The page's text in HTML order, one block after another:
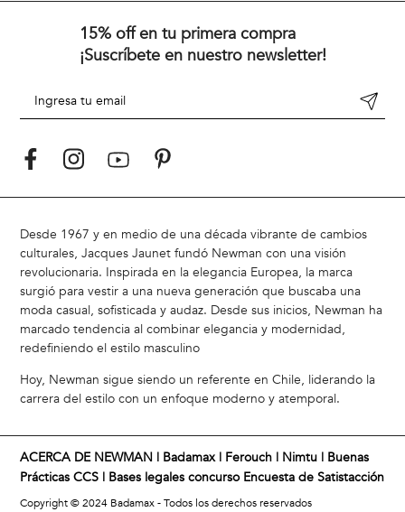
15% off en tu primera compra
¡Suscríbete en nuestro newsletter!
Desde 1967 y en medio de una década vibrante de cambios
culturales, Jacques Jaunet fundó Newman con una visión
revolucionaria. Inspirada en la elegancia Europea, la marca
surgió para vestir a una nueva generación que buscaba una
moda casual, sofisticada y audaz. Desde sus inicios, Newman ha
marcado tendencia al combinar elegancia y modernidad,
redefiniendo el estilo masculino
Hoy, Newman sigue siendo un referente en Chile, liderando la
carrera del estilo con un enfoque moderno y atemporal.
ACERCA DE NEWMAN | Badamax| Ferouch | Nimtu | Buenas
Prácticas CCS | Bases legales concurso Encuesta de Satistacción
Copyright © 2024 Badamax - Todos los derechos reservados